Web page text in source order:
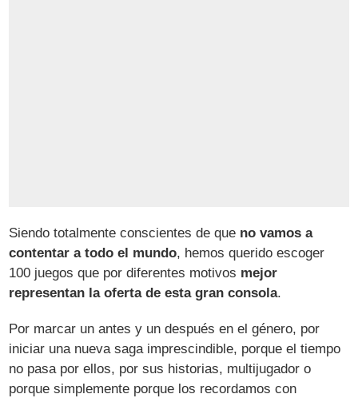
Siendo totalmente conscientes de que no vamos a
contentar a todo el mundo, hemos querido escoger
100 juegos que por diferentes motivos mejor
representan la oferta de esta gran consola.
Por marcar un antes y un después en el género, por
iniciar una nueva saga imprescindible, porque el tiempo
no pasa por ellos, por sus historias, multijugador o
porque simplemente porque los recordamos con